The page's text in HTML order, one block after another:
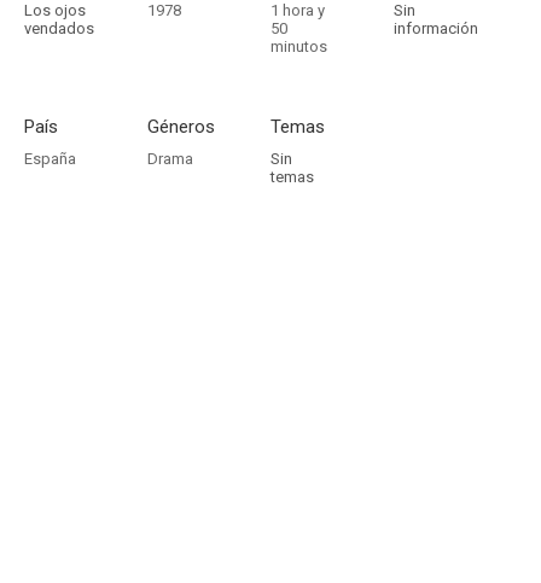
Los ojos
vendados
1978
1 hora y
50
minutos
Sin
información
País
España
Géneros
Drama
Temas
Sin
temas